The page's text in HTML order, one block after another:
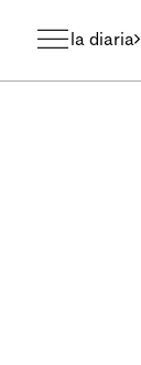
la diaria